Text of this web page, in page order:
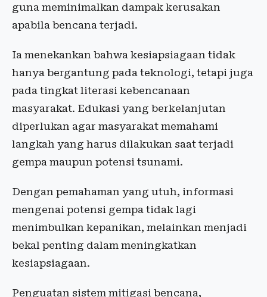
guna meminimalkan dampak kerusakan
apabila bencana terjadi.
Ia menekankan bahwa kesiapsiagaan tidak
hanya bergantung pada teknologi, tetapi juga
pada tingkat literasi kebencanaan
masyarakat. Edukasi yang berkelanjutan
diperlukan agar masyarakat memahami
langkah yang harus dilakukan saat terjadi
gempa maupun potensi tsunami.
Dengan pemahaman yang utuh, informasi
mengenai potensi gempa tidak lagi
menimbulkan kepanikan, melainkan menjadi
bekal penting dalam meningkatkan
kesiapsiagaan.
Penguatan sistem mitigasi bencana,